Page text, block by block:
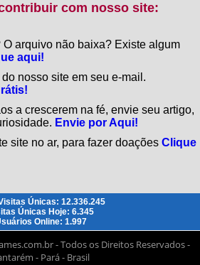
com nosso site:
O arquivo não baixa? Existe algum
aqui!
nosso site em seu e-mail.
a crescerem na fé, envie seu artigo,
Envie por Aqui!
site no ar, para fazer doações Clique
Únicas: 12.336.245
Únicas Hoje: 6.345
Online: 1.997
- Todos os Direitos Reservados -
- Pará - Brasil